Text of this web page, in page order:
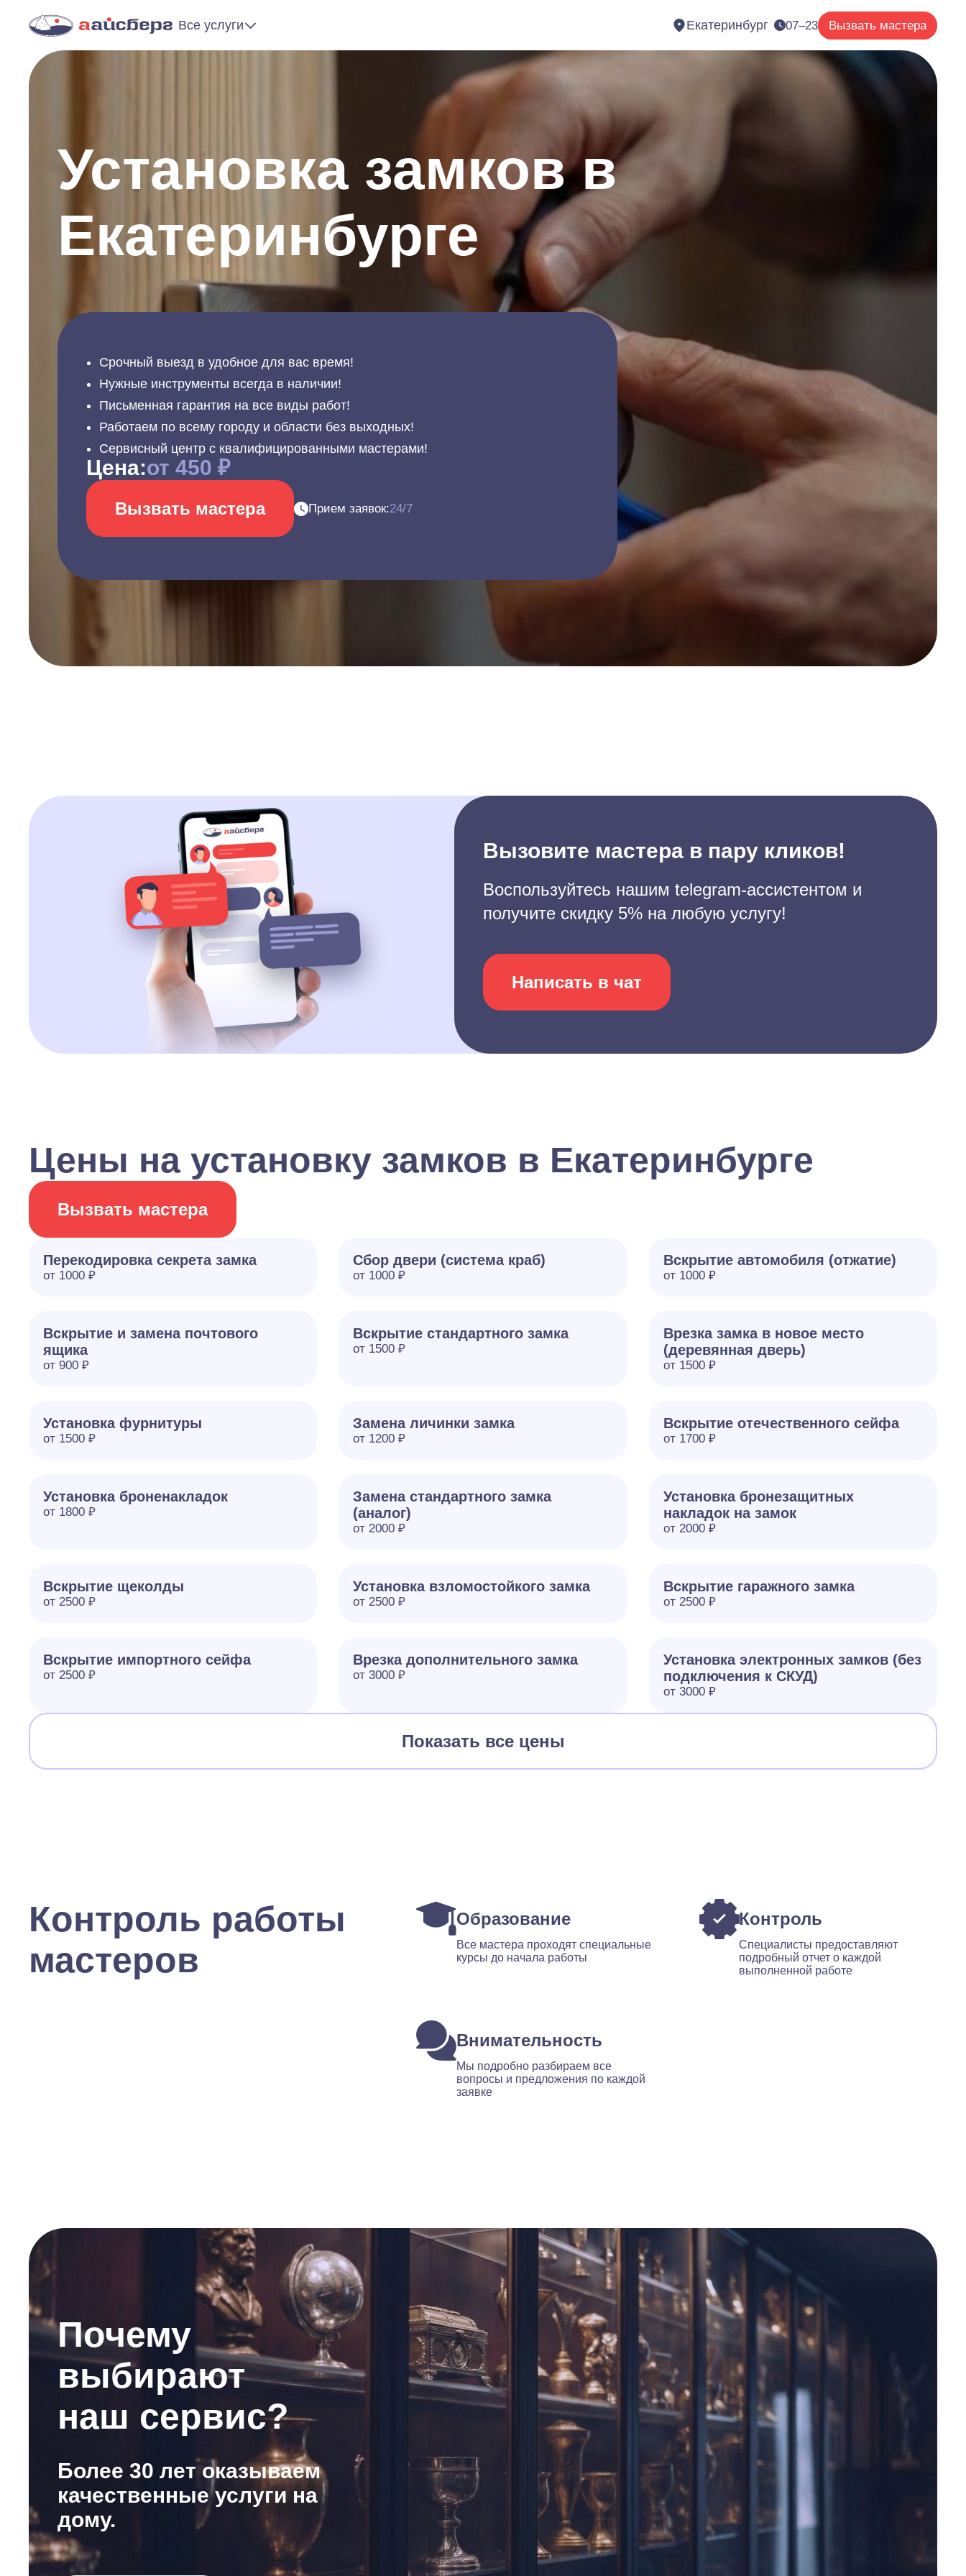
Все услуги Екатеринбург 07–23 Вызвать мастера
Установка замков в
Екатеринбурге
Срочный выезд в удобное для вас время!
Нужные инструменты всегда в наличии!
Письменная гарантия на все виды работ!
Работаем по всему городу и области без выходных!
Сервисный центр с квалифицированными мастерами!
Цена:от 450 ₽
Вызвать мастера Прием заявок:24/7
Вызовите мастера в пару кликов!
Воспользуйтесь нашим telegram-ассистентом и
получите скидку 5% на любую услугу!
Написать в чат
Цены на установку замков в Екатеринбурге
Вызвать мастера
Перекодировка секрета замка
от 1000 ₽
Сбор двери (система краб)
от 1000 ₽
Вскрытие автомобиля (отжатие)
от 1000 ₽
Вскрытие и замена почтового
ящика
от 900 ₽
Вскрытие стандартного замка
от 1500 ₽
Врезка замка в новое место
(деревянная дверь)
от 1500 ₽
Установка фурнитуры
от 1500 ₽
Замена личинки замка
от 1200 ₽
Вскрытие отечественного сейфа
от 1700 ₽
Установка броненакладок
от 1800 ₽
Замена стандартного замка
(аналог)
от 2000 ₽
Установка бронезащитных
накладок на замок
от 2000 ₽
Вскрытие щеколды
от 2500 ₽
Установка взломостойкого замка
от 2500 ₽
Вскрытие гаражного замка
от 2500 ₽
Вскрытие импортного сейфа
от 2500 ₽
Врезка дополнительного замка
от 3000 ₽
Установка электронных замков (без
подключения к СКУД)
от 3000 ₽
Показать все цены
Контроль работы
мастеров
Образование
Все мастера проходят специальные
курсы до начала работы
Контроль
Специалисты предоставляют
подробный отчет о каждой
выполненной работе
Внимательность
Мы подробно разбираем все
вопросы и предложения по каждой
заявке
Почему
выбирают
наш сервис?
Более 30 лет оказываем
качественные услуги на
дому.